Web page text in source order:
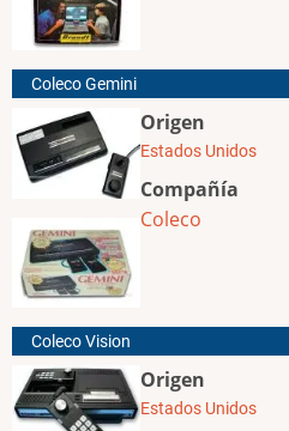
Coleco Gemini
Origen
Estados Unidos
Compañía
Coleco
Coleco Vision
Origen
Estados Unidos